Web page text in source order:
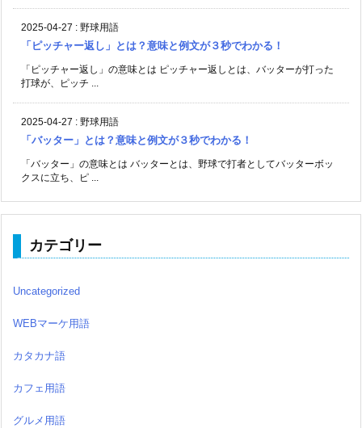
2025-04-27 : 野球用語
「ピッチャー返し」とは？意味と例文が３秒でわかる！
「ピッチャー返し」の意味とは ピッチャー返しとは、バッターが打った
打球が、ピッチ ...
2025-04-27 : 野球用語
「バッター」とは？意味と例文が３秒でわかる！
「バッター」の意味とは バッターとは、野球で打者としてバッターボッ
クスに立ち、ピ ...
カテゴリー
Uncategorized
WEBマーケ用語
カタカナ語
カフェ用語
グルメ用語